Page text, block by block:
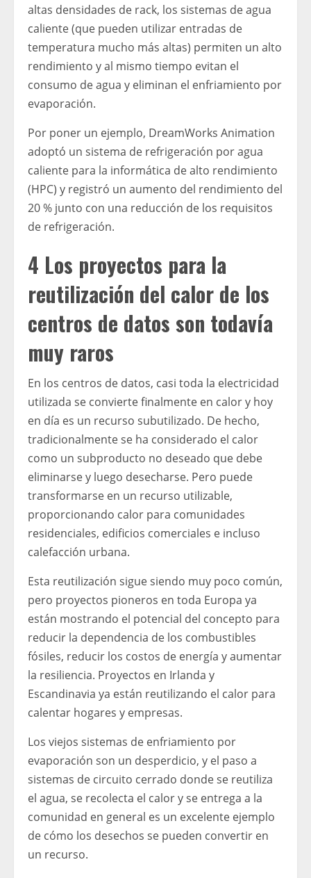
altas densidades de rack, los sistemas de agua
caliente (que pueden utilizar entradas de
temperatura mucho más altas) permiten un alto
rendimiento y al mismo tiempo evitan el
consumo de agua y eliminan el enfriamiento por
evaporación.
Por poner un ejemplo, DreamWorks Animation
adoptó un sistema de refrigeración por agua
caliente para la informática de alto rendimiento
(HPC) y registró un aumento del rendimiento del
20 % junto con una reducción de los requisitos
de refrigeración.
4 Los proyectos para la
reutilización del calor de los
centros de datos son todavía
muy raros
En los centros de datos, casi toda la electricidad
utilizada se convierte finalmente en calor y hoy
en día es un recurso subutilizado. De hecho,
tradicionalmente se ha considerado el calor
como un subproducto no deseado que debe
eliminarse y luego desecharse. Pero puede
transformarse en un recurso utilizable,
proporcionando calor para comunidades
residenciales, edificios comerciales e incluso
calefacción urbana.
Esta reutilización sigue siendo muy poco común,
pero proyectos pioneros en toda Europa ya
están mostrando el potencial del concepto para
reducir la dependencia de los combustibles
fósiles, reducir los costos de energía y aumentar
la resiliencia. Proyectos en Irlanda y
Escandinavia ya están reutilizando el calor para
calentar hogares y empresas.
Los viejos sistemas de enfriamiento por
evaporación son un desperdicio, y el paso a
sistemas de circuito cerrado donde se reutiliza
el agua, se recolecta el calor y se entrega a la
comunidad en general es un excelente ejemplo
de cómo los desechos se pueden convertir en
un recurso.